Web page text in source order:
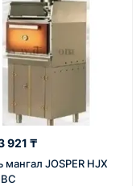
921 ₸
мангал JOSPER HJX